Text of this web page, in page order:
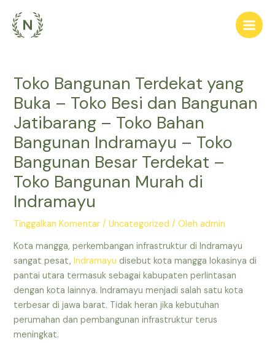
konten
Main
Toko Bangunan Terdekat yang
Buka – Toko Besi dan Bangunan
Jatibarang – Toko Bahan
Bangunan Indramayu – Toko
Bangunan Besar Terdekat –
Toko Bangunan Murah di
Indramayu
Tinggalkan Komentar /Uncategorized / Olehadmin
Kota mangga, perkembangan infrastruktur di Indramayu
sangat pesat,Indramayu disebut kota mangga lokasinya di
pantai utara termasuk sebagai kabupaten perlintasan
dengan kota lainnya. Indramayu menjadi salah satu kota
terbesar di jawa barat. Tidak heran jika kebutuhan
perumahan dan pembangunan infrastruktur terus
meningkat.